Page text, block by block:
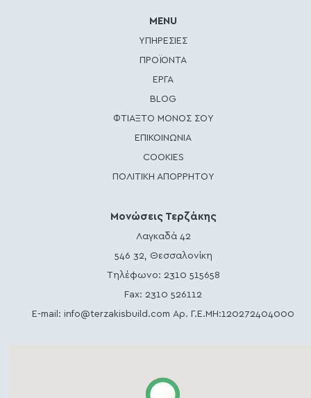
MENU
ΥΠΗΡΕΣΙΕΣ
ΠΡΟΪΟΝΤΑ
ΕΡΓΑ
BLOG
ΦΤΙΑΞΤΟ ΜΟΝΟΣ ΣΟΥ
ΕΠΙΚΟΙΝΩΝΙΑ
COOKIES
ΠΟΛΙΤΙΚΗ ΑΠΟΡΡΗΤΟΥ
Μονώσεις Τερζάκης
Λαγκαδά 42
546 32, Θεσσαλονίκη
Τηλέφωνο: 2310 515658
Fax: 2310 526112
E-mail:info@terzakisbuild.com Αρ. Γ.Ε.ΜΗ:120272404000